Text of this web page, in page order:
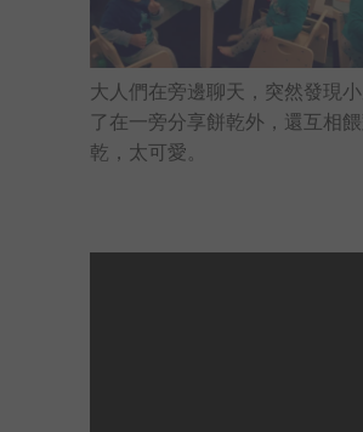
大人們在旁邊聊天，突然發現
了在一旁分享餅乾外，還互相
乾，太可愛。